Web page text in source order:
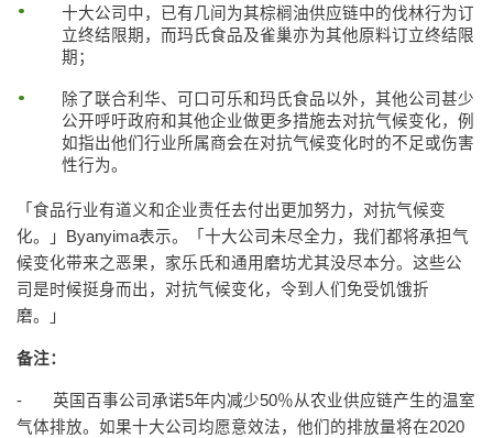
十大公司中，已有几间为其棕榈油供应链中的伐林行为订
立终结限期，而玛氏食品及雀巢亦为其他原料订立终结限
期；
除了联合利华、可口可乐和玛氏食品以外，其他公司甚少
公开呼吁政府和其他企业做更多措施去对抗气候变化，例
如指出他们行业所属商会在对抗气候变化时的不足或伤害
性行为。
「食品行业有道义和企业责任去付出更加努力，对抗气候变
化。」Byanyima表示。「十大公司未尽全力，我们都将承担气
候变化带来之恶果，家乐氏和通用磨坊尤其没尽本分。这些公
司是时候挺身而出，对抗气候变化，令到人们免受饥饿折
磨。」
备注：
- 英国百事公司承诺5年内减少50％从农业供应链产生的温室
气体排放。如果十大公司均愿意效法，他们的排放量将在2020